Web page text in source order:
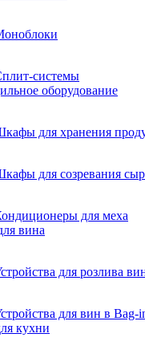
системы
оборудование
для хранения
для созревания
для меха
вина
для розлива
для вин в Bag-
кухни